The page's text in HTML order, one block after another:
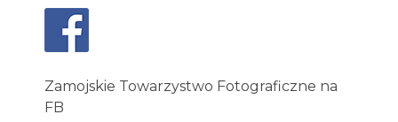
Zamojskie Towarzystwo Fotograficzne na
FB